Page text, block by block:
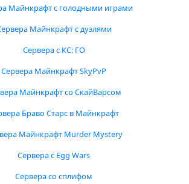
Майнкрафт с голодными играми
Майнкрафт с дуэлями
Сервера с КС: ГО
Сервера Майнкрафт SkyPvP
Майнкрафт со СкайВарсом
Браво Старс в Майнкрафт
Майнкрафт Murder Mystery
Сервера с Egg Wars
Сервера со сплифом